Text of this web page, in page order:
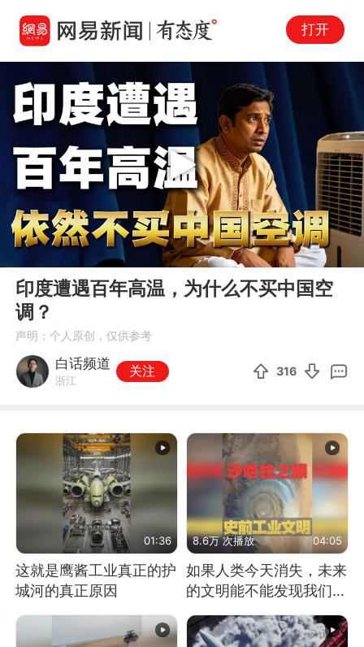
打开
05:13
Play
印度遭遇百年高温，为什么不买中国空
调？
声明：个人原创，仅供参考
白话频道
浙江
关注 316
01:36
这就是鹰酱工业真正的护
城河的真正原因
8.6万 次播放 04:05
如果人类今天消失，未来
的文明能不能发现我们存